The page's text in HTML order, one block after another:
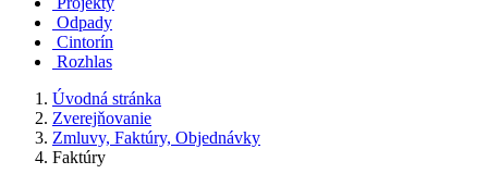
Odpady
Cintorín
Rozhlas
Úvodná stránka
Zverejňovanie
Zmluvy, Faktúry, Objednávky
Faktúry